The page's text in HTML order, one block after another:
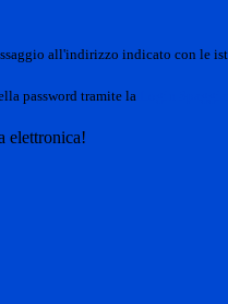
all'indirizzo indicato con le
password tramite la
elettronica!